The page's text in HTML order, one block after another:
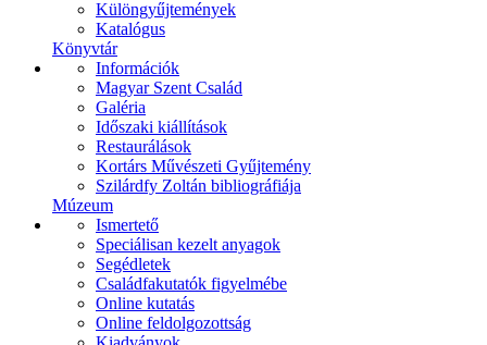
Különgyűjtemények
Katalógus
Könyvtár
Információk
Magyar Szent Család
Galéria
Időszaki kiállítások
Restaurálások
Kortárs Művészeti Gyűjtemény
Szilárdfy Zoltán bibliográfiája
Múzeum
Ismertető
Speciálisan kezelt anyagok
Segédletek
Családfakutatók figyelmébe
Online kutatás
Online feldolgozottság